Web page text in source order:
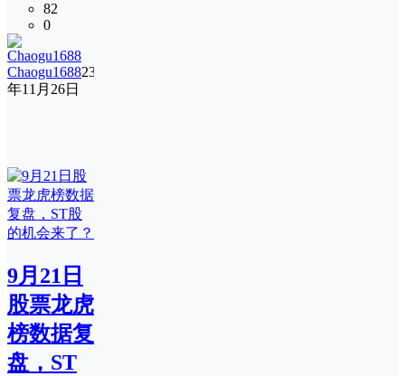
82
0
Chaogu168823
年11月26日
9月21日
股票龙虎
榜数据复
盘，ST